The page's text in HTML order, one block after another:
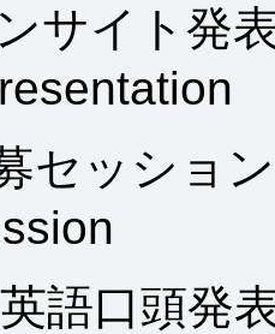
サイト発
セッショ
英語口頭発